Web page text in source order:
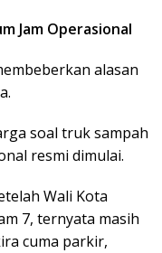
Jam Operasional
alasan
soal truk sampah
resmi dimulai.
Wali Kota
7, ternyata masih
cuma parkir,